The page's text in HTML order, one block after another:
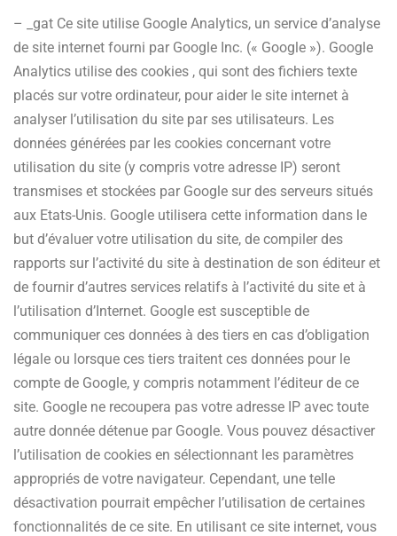
– _gat Ce site utilise Google Analytics, un service d’analyse
de site internet fourni par Google Inc. (« Google »). Google
Analytics utilise des cookies , qui sont des fichiers texte
placés sur votre ordinateur, pour aider le site internet à
analyser l’utilisation du site par ses utilisateurs. Les
données générées par les cookies concernant votre
utilisation du site (y compris votre adresse IP) seront
transmises et stockées par Google sur des serveurs situés
aux Etats-Unis. Google utilisera cette information dans le
but d’évaluer votre utilisation du site, de compiler des
rapports sur l’activité du site à destination de son éditeur et
de fournir d’autres services relatifs à l’activité du site et à
l’utilisation d’Internet. Google est susceptible de
communiquer ces données à des tiers en cas d’obligation
légale ou lorsque ces tiers traitent ces données pour le
compte de Google, y compris notamment l’éditeur de ce
site. Google ne recoupera pas votre adresse IP avec toute
autre donnée détenue par Google. Vous pouvez désactiver
l’utilisation de cookies en sélectionnant les paramètres
appropriés de votre navigateur. Cependant, une telle
désactivation pourrait empêcher l’utilisation de certaines
fonctionnalités de ce site. En utilisant ce site internet, vous